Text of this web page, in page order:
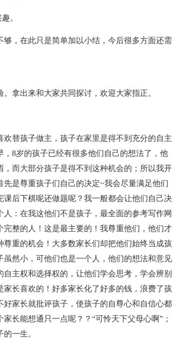
。
，在此只是简单加以小结，今后很多方面还需
拿出来和大家共同探讨，欢迎大家指正。
替孩子做主，孩子在家里是得不到充分的自主
8岁的孩子已经有很多他们自己的想法了，他
而大部分孩子是得不到这种机会的；所以我开
是尊重孩子们自己的决定~我会尽量满足他们
后下棋呢还做题呢？我一般都会让他们自己决
：在我这他们不是孩子，最全面的参考写作网
整的人！这是最主要的！我尊重他们，他们才
重的机会！大多数家长们却把他们始终当成孩
然小，可他们也是一个人，他们的想法和意见
主权和选择权的，让他们学会思考，学会辨别
长喜欢的！好多家长化了好多的钱，浪费了孩
家长就批评孩子，使孩子的自尊心和自信心都
长能想通只一点呢？？“可怜天下父母心啊”；
一生。